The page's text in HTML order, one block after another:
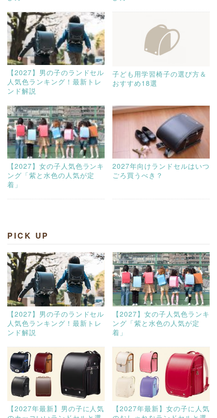
【2027】男の子のランドセル
人気色ランキング！最新トレ
ンド解説
子ども用学習椅子の選び方＆
おすすめ18選
【2027】女の子人気色ランキ
ング「紫と水色の人気が定
着」
2027年向けランドセルはいつ
ごろ買うべき？
PICK UP
【2027】男の子のランドセル
人気色ランキング！最新トレ
ンド解説
【2027】女の子人気色ランキ
ング「紫と水色の人気が定
着」
【2027年最新】男の子に人気
【2027年最新】女の子に人気